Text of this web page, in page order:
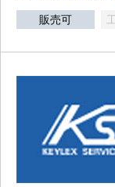
販売可